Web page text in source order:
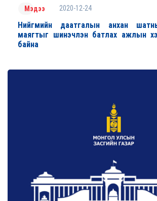
Мэдээ 2020-12-24
Нийгмийн даатгалын анхан
маягтыг шинэчлэн батлах ажлын
байна